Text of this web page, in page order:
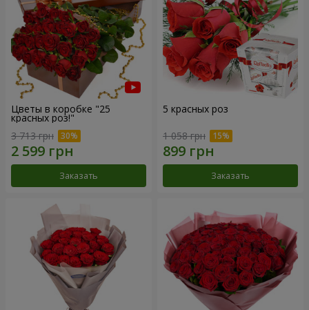
Цветы в коробке "25
красных роз!"
3 713 грн
Заказать
5 красных роз
1 058 грн
Заказать